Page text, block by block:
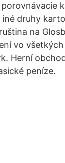
druhy
na
vo
Herní
peníze.